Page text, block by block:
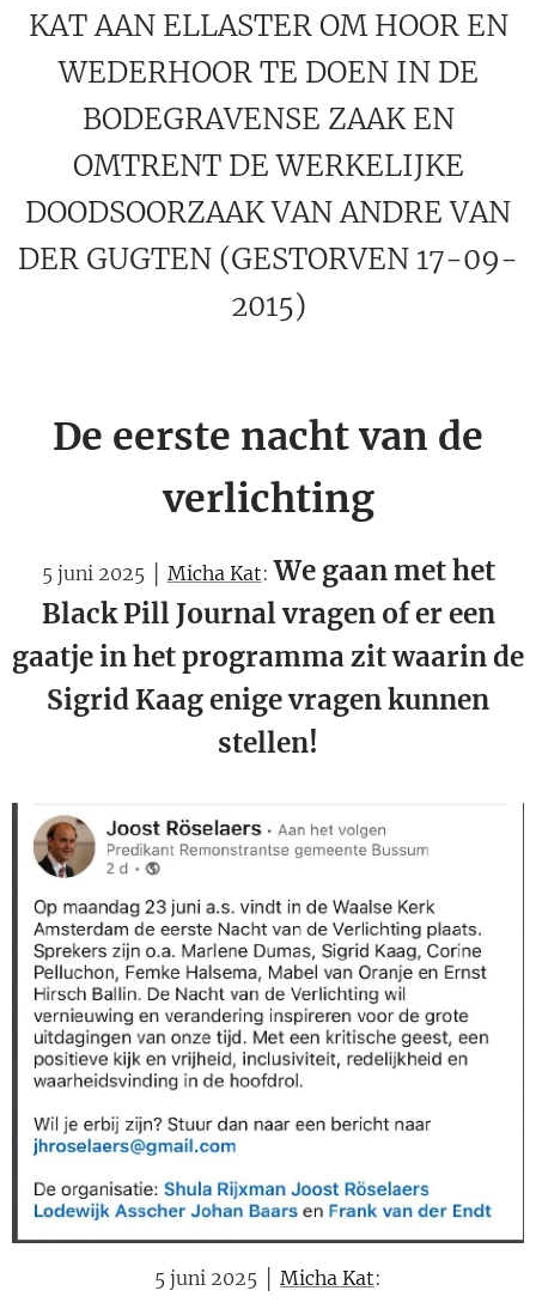
KAT AAN ELLASTER OM HOOR EN
WEDERHOOR TE DOEN IN DE
BODEGRAVENSE ZAAK EN
OMTRENT DE WERKELIJKE
DOODSOORZAAK VAN ANDRE VAN
DER GUGTEN (GESTORVEN 17-09-
2015)
De eerste nacht van de
verlichting
5 juni 2025 │ Micha Kat: We gaan met het
Black Pill Journal vragen of er een
gaatje in het programma zit waarin de
Sigrid Kaag enige vragen kunnen
stellen!
5 juni 2025 │ Micha Kat: